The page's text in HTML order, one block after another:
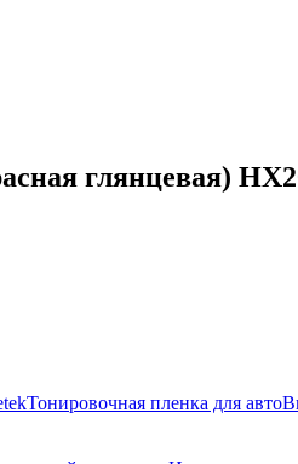
глянцевая)
Тонировочная пленка для авто